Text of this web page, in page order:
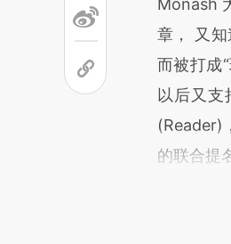
Monash
章， 又
而被打成
以后又
(Reader)
的联合提